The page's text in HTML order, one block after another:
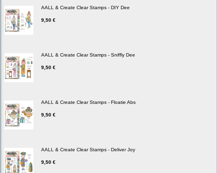
AALL & Create Clear Stamps - DIY Dee
9,50 €
AALL & Create Clear Stamps - Sniffly Dee
9,50 €
AALL & Create Clear Stamps - Floatie Abs
9,50 €
AALL & Create Clear Stamps - Deliver Joy
9,50 €